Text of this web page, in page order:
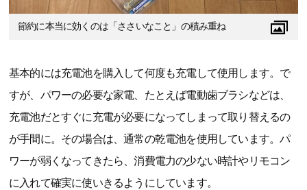
節約に本当に効くのは「ささいなこと」の積み重ね
基本的には充電池を購入して何度も充電して使用します。で
すが、パワーの必要な家電、たとえば電動歯ブラシなどは、
充電池だとすぐに充電が必要になってしまって取り替えるの
が手間に。その場合は、通常の乾電池を使用しています。パ
ワーが弱くなってきたら、消費電力の少ない時計やリモコン
に入れて確実に使いきるようにしています。